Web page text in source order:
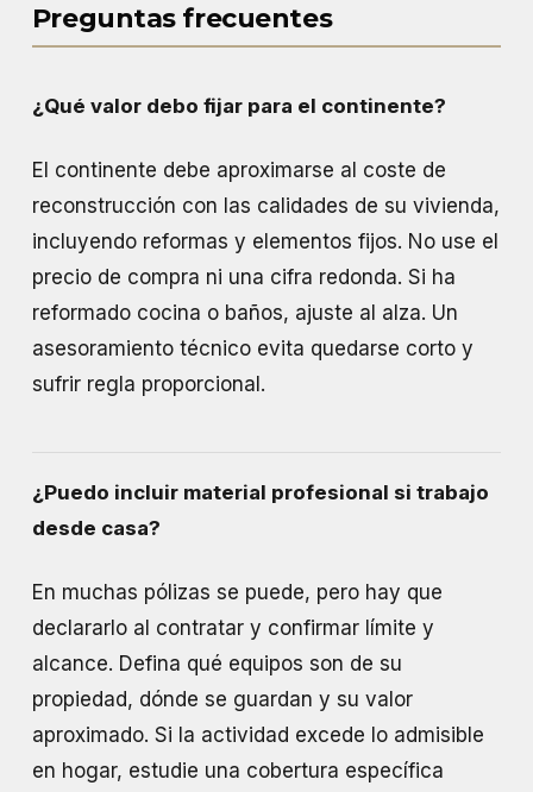
Preguntas frecuentes
¿Qué valor debo fijar para el continente?
El continente debe aproximarse al coste de
reconstrucción con las calidades de su vivienda,
incluyendo reformas y elementos fijos. No use el
precio de compra ni una cifra redonda. Si ha
reformado cocina o baños, ajuste al alza. Un
asesoramiento técnico evita quedarse corto y
sufrir regla proporcional.
¿Puedo incluir material profesional si trabajo
desde casa?
En muchas pólizas se puede, pero hay que
declararlo al contratar y confirmar límite y
alcance. Defina qué equipos son de su
propiedad, dónde se guardan y su valor
aproximado. Si la actividad excede lo admisible
en hogar, estudie una cobertura específica